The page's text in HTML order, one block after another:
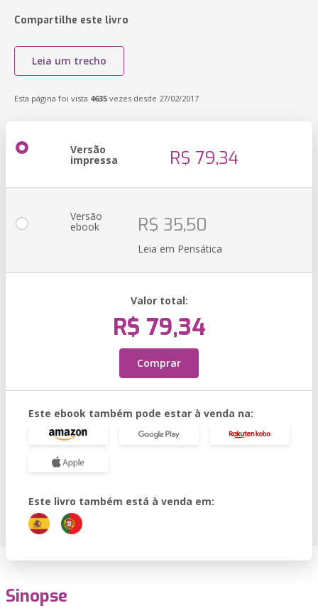
Compartilhe este livro
Leia um trecho
Esta página foi vista 4635 vezes desde 27/02/2017
Versão
impressa R$ 79,34
Versão
ebook R$ 35,50
Leia em Pensática
Valor total:
R$ 79,34
Comprar
Este ebook também pode estar à venda na:
Este livro também está à venda em:
Sinopse